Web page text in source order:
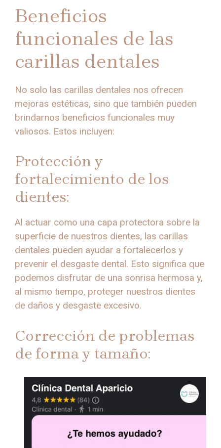
Beneficios
funcionales de las
carillas dentales
No solo las carillas dentales nos ofrecen
mejoras estéticas, sino que también pueden
brindarnos beneficios funcionales muy
valiosos. Estos incluyen:
Protección y
fortalecimiento de los
dientes:
Al actuar como una capa protectora sobre la
superficie de nuestros dientes, las carillas
dentales pueden ayudar a fortalecerlos y
prevenir el desgaste dental. Esto significa que
podemos disfrutar de una sonrisa hermosa y,
al mismo tiempo, proteger nuestros dientes
de daños y desgaste excesivo.
Corrección de problemas
de forma y tamaño: